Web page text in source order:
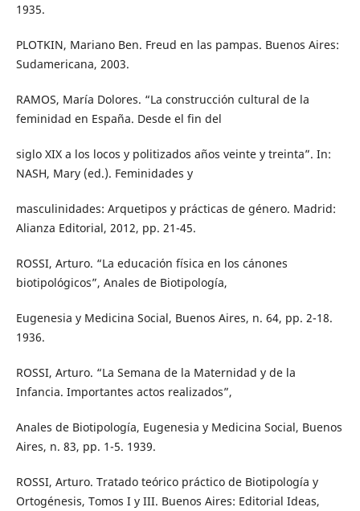
1935.
PLOTKIN, Mariano Ben. Freud en las pampas. Buenos Aires:
Sudamericana, 2003.
RAMOS, María Dolores. “La construcción cultural de la
feminidad en España. Desde el fin del
siglo XIX a los locos y politizados años veinte y treinta”. In:
NASH, Mary (ed.). Feminidades y
masculinidades: Arquetipos y prácticas de género. Madrid:
Alianza Editorial, 2012, pp. 21-45.
ROSSI, Arturo. “La educación física en los cánones
biotipológicos”, Anales de Biotipología,
Eugenesia y Medicina Social, Buenos Aires, n. 64, pp. 2-18.
1936.
ROSSI, Arturo. “La Semana de la Maternidad y de la
Infancia. Importantes actos realizados”,
Anales de Biotipología, Eugenesia y Medicina Social, Buenos
Aires, n. 83, pp. 1-5. 1939.
ROSSI, Arturo. Tratado teórico práctico de Biotipología y
Ortogénesis, Tomos I y III. Buenos Aires: Editorial Ideas,